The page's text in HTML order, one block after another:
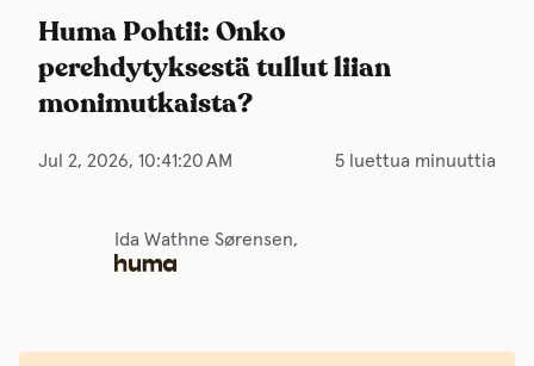
Huma Pohtii: Onko
perehdytyksestä tullut liian
monimutkaista?
Jul 2, 2026, 10:41:20 AM 5 luettua minuuttia
Ida Wathne Sørensen,